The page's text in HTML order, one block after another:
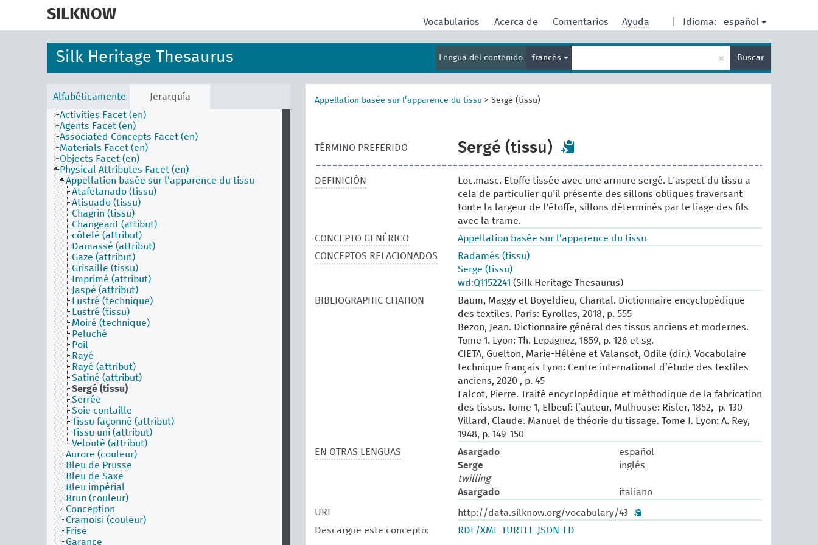
SILKNOW Idioma: español
Vocabularios Acerca de Comentarios Ayuda
Silk Heritage Thesaurus Lengua del contenido francés
term
× Buscar
Alfabéticamente
Jerarquía
Activities Facet (en)
Agents Facet (en)
Associated Concepts Facet (en)
Materials Facet (en)
Objects Facet (en)
Physical Attributes Facet (en)
Appellation basée sur l’apparence du tissu
Atafetanado (tissu)
Atisuado (tissu)
Chagrin (tissu)
Changeant (attibut)
côtelé (attribut)
Damassé (attribut)
Gaze (attribut)
Grisaille (tissu)
Imprimé (attribut)
Jaspé (attribut)
Lustré (technique)
Lustré (tissu)
Moiré (technique)
Peluché
Poil
Rayé
Rayé (attribut)
Satiné (attribut)
Sergé (tissu)
Serrée
Soie contaille
Tissu façonné (attribut)
Tissu uni (attribut)
Velouté (attribut)
Aurore (couleur)
Bleu de Prusse
Bleu de Saxe
Bleu impérial
Brun (couleur)
Conception
Cramoisi (couleur)
Frise
Garance
Appellation basée sur l’apparence du tissu > Sergé (tissu)
TÉRMINO PREFERIDO Sergé (tissu)
DEFINICIÓN
Loc.masc. Etoffe tissée avec une armure sergé. L'aspect du tissu a
cela de particulier qu'il présente des sillons obliques traversant
toute la largeur de l'étoffe, sillons déterminés par le liage des fils
avec la trame.
CONCEPTO GENÉRICO
Appellation basée sur l’apparence du tissu
CONCEPTOS RELACIONADOS
Radamés (tissu)
Serge (tissu)
wd:Q1152241 (Silk Heritage Thesaurus)
BIBLIOGRAPHIC CITATION
Baum, Maggy et Boyeldieu, Chantal. Dictionnaire encyclopédique
des textiles. Paris: Eyrolles, 2018, p. 555
Bezon, Jean. Dictionnaire général des tissus anciens et modernes.‎
Tome 1.‎ Lyon: Th. Lepagnez, 1859, p. 126 et sg.
CIETA, Guelton, Marie-Hélène et Valansot, Odile (dir.). Vocabulaire
technique français Lyon: Centre international d’étude des textiles
anciens, 2020 , p. 45
Falcot, Pierre. Traité encyclopédique et méthodique de la fabrication
des tissus. Tome 1, Elbeuf: l’auteur, Mulhouse: Risler, 1852, p. 130
Villard, Claude. Manuel de théorie du tissage. Tome I. Lyon: A. Rey,
1948, p. 149-150
EN OTRAS LENGUAS
Asargado
español
Serge
inglés
twilling
Asargado
italiano
URI
http://data.silknow.org/vocabulary/43
Descargue este concepto:
RDF/XML TURTLE JSON-LD